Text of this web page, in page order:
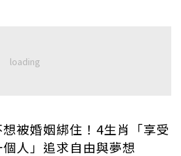
想被婚姻綁住！4生肖「享受
個人」追求自由與夢想